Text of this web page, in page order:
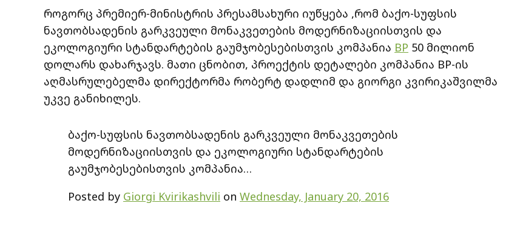
როგორც პრემიერ-მინისტრის პრესამსახური იუწყება ,რომ ბაქო-სუფსის
ნავთობსადენის გარკვეული მონაკვეთების მოდერნიზაციისთვის და
ეკოლოგიური სტანდარტების გაუმჯობესებისთვის კომპანია BP 50 მილიონ
დოლარს დახარჯავს. მათი ცნობით, პროექტის დეტალები კომპანია BP-ის
აღმასრულებელმა დირექტორმა რობერტ დადლიმ და გიორგი კვირიკაშვილმა
უკვე განიხილეს.
ბაქო-სუფსის ნავთობსადენის გარკვეული მონაკვეთების
მოდერნიზაციისთვის და ეკოლოგიური სტანდარტების
გაუმჯობესებისთვის კომპანია…
Posted by Giorgi Kvirikashvili on Wednesday, January 20, 2016